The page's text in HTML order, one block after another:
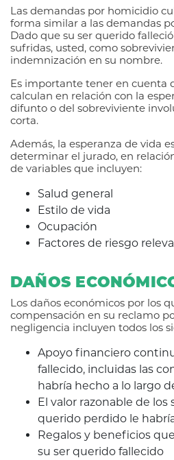
Las demandas por homicidio
forma similar a las demandas
Dado que su ser querido
sufridas, usted, como
indemnización en su nombre.
Es importante tener en cuenta
calculan en relación con la
difunto o del sobreviviente
corta.
Además, la esperanza de vida
determinar el jurado, en
de variables que incluyen:
Salud general
Estilo de vida
Ocupación
Factores de riesgo
DAÑOS
Los daños económicos por los
compensación en su reclamo
negligencia incluyen todos los
Apoyo financiero
fallecido, incluidas las
habría hecho a lo largo
El valor razonable de los
querido perdido le
Regalos y beneficios
su ser querido fallecido